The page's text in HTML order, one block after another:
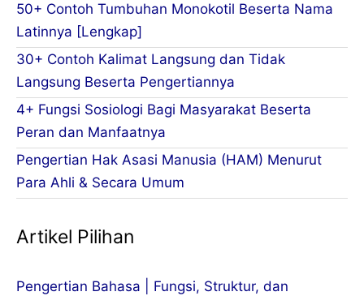
50+ Contoh Tumbuhan Monokotil Beserta Nama
Latinnya [Lengkap]
30+ Contoh Kalimat Langsung dan Tidak
Langsung Beserta Pengertiannya
4+ Fungsi Sosiologi Bagi Masyarakat Beserta
Peran dan Manfaatnya
Pengertian Hak Asasi Manusia (HAM) Menurut
Para Ahli & Secara Umum
Artikel Pilihan
Pengertian Bahasa | Fungsi, Struktur, dan